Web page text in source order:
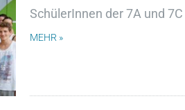
SchülerInnen der 7A und
MEHR »